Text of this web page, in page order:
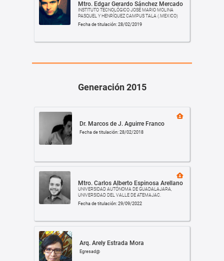
Mtro. Edgar Gerardo Sánchez Mercado
INSTITUTO TECNOLÓGICO JOSÉ MARIO MOLINA
PASQUEL Y HENRÍQUEZ CAMPUS TALA (.MEXICO)
Fecha de titulación: 28/02/2019
Generación 2015
Dr. Marcos de J. Aguirre Franco
Fecha de titulación: 28/02/2018
Mtro. Carlos Alberto Espinosa Arellano
UNIVERSIDAD AUTÓNOMA DE GUADALAJARA,
UNIVERSIDAD DEL VALLE DE ATEMAJAC.
Fecha de titulación: 29/09/2022
Arq. Arely Estrada Mora
Egresad@